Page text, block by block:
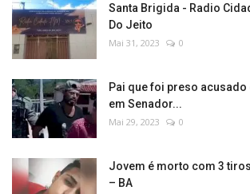
Santa Brigida - Radio
Do Jeito
Mai 31, 2023 0
Pai que foi preso acusado
em Senador...
Mai 29, 2023 0
Jovem é morto com 3
– BA